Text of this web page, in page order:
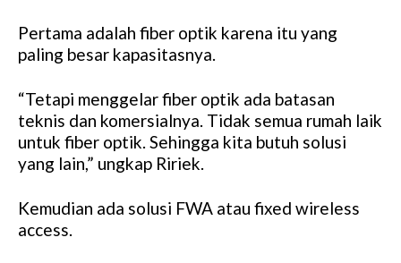
Pertama adalah fiber optik karena itu yang
paling besar kapasitasnya.
“Tetapi menggelar fiber optik ada batasan
teknis dan komersialnya. Tidak semua rumah laik
untuk fiber optik. Sehingga kita butuh solusi
yang lain,” ungkap Ririek.
Kemudian ada solusi FWA atau fixed wireless
access.